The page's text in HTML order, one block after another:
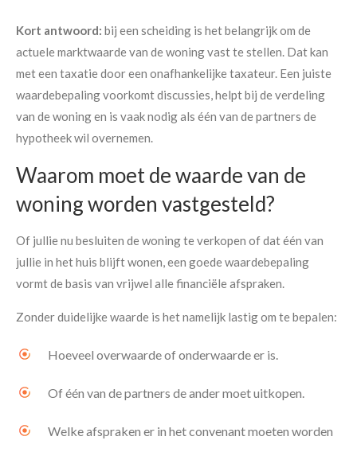
Kort antwoord: bij een scheiding is het belangrijk om de
actuele marktwaarde van de woning vast te stellen. Dat kan
met een taxatie door een onafhankelijke taxateur. Een juiste
waardebepaling voorkomt discussies, helpt bij de verdeling
van de woning en is vaak nodig als één van de partners de
hypotheek wil overnemen.
Waarom moet de waarde van de
woning worden vastgesteld?
Of jullie nu besluiten de woning te verkopen of dat één van
jullie in het huis blijft wonen, een goede waardebepaling
vormt de basis van vrijwel alle financiële afspraken.
Zonder duidelijke waarde is het namelijk lastig om te bepalen:
Hoeveel overwaarde of onderwaarde er is.
Of één van de partners de ander moet uitkopen.
Welke afspraken er in het convenant moeten worden